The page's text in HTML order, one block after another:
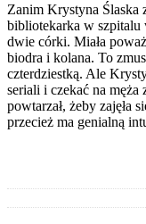
Zanim Krystyna Ślaska
bibliotekarka w szpitalu
dwie córki. Miała
biodra i kolana. To
czterdziestką. Ale
seriali i czekać na męża
powtarzał, żeby zajęła
przecież ma genialną